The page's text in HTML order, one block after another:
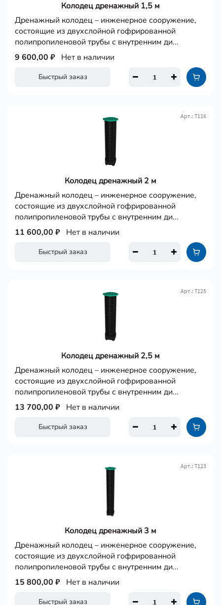
Колодец дренажный 1,5 м
Дренажный колодец – инженерное сооружение,
состоящие из двухслойной гофрированной
полипропиленовой трубы с внутренним ди...
Быстрый заказ
9 600,00 ₽ Нет в наличии
Колодец дренажный 2 м
Арт.: Т116
Дренажный колодец – инженерное сооружение,
состоящие из двухслойной гофрированной
полипропиленовой трубы с внутренним ди...
Быстрый заказ
11 600,00 ₽ Нет в наличии
Колодец дренажный 2,5 м
Арт.: Т125
Дренажный колодец – инженерное сооружение,
состоящие из двухслойной гофрированной
полипропиленовой трубы с внутренним ди...
Быстрый заказ
13 700,00 ₽ Нет в наличии
Колодец дренажный 3 м
Арт.: Т123
Дренажный колодец – инженерное сооружение,
состоящие из двухслойной гофрированной
полипропиленовой трубы с внутренним ди...
Быстрый заказ
15 800,00 ₽ Нет в наличии